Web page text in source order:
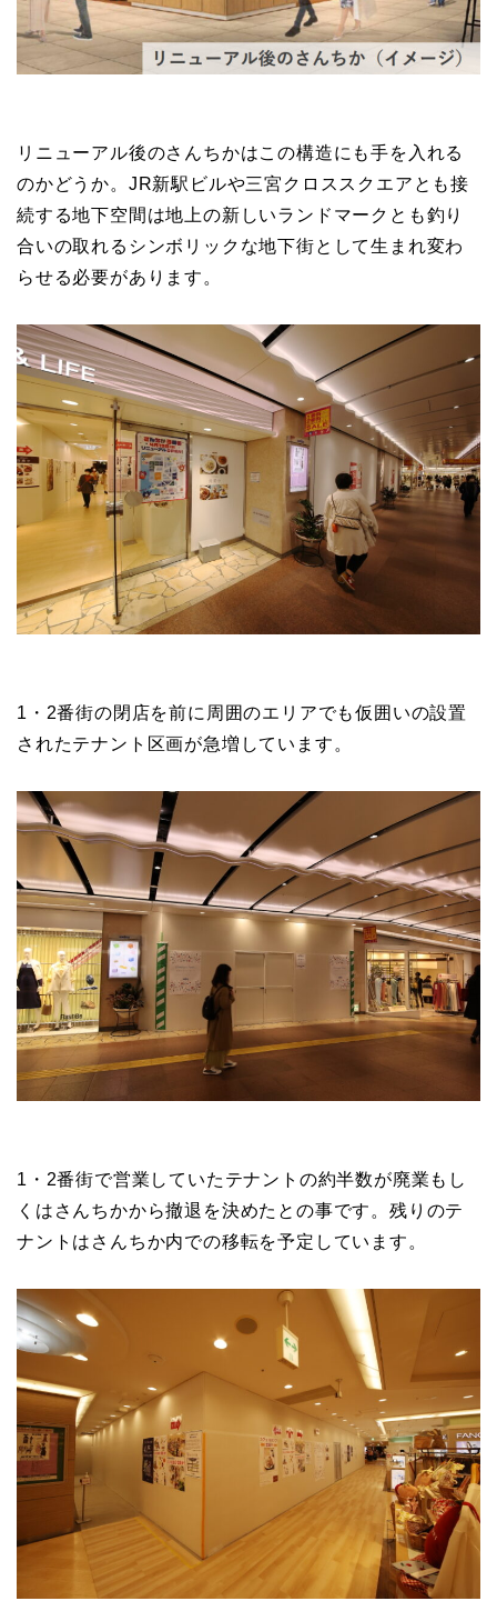
リニューアル後のさんちかはこの構造にも手を入れる
のかどうか。JR新駅ビルや三宮クロススクエアとも接
続する地下空間は地上の新しいランドマークとも釣り
合いの取れるシンボリックな地下街として生まれ変わ
らせる必要があります。
1・2番街の閉店を前に周囲のエリアでも仮囲いの設置
されたテナント区画が急増しています。
1・2番街で営業していたテナントの約半数が廃業もし
くはさんちかから撤退を決めたとの事です。残りのテ
ナントはさんちか内での移転を予定しています。